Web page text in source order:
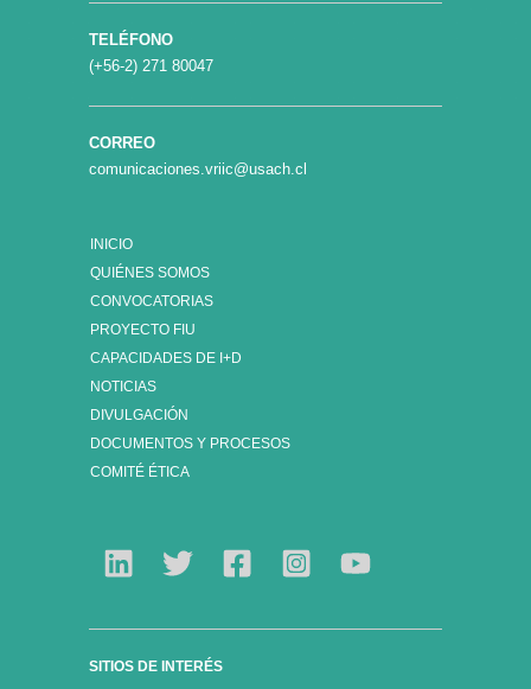
TELÉFONO
(+56-2) 271 80047
CORREO
comunicaciones.vriic@usach.cl
INICIO
QUIÉNES SOMOS
CONVOCATORIAS
PROYECTO FIU
CAPACIDADES DE I+D
NOTICIAS
DIVULGACIÓN
DOCUMENTOS Y PROCESOS
COMITÉ ÉTICA
SITIOS DE INTERÉS